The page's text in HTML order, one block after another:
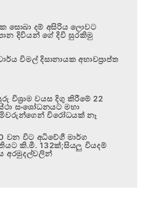
සොබා දම් අසිරිය ලොවට
දිවියන් ගේ දිවි සුරකිමු
විමල් දිසානායක අභාවප්‍රාප්ත
විශ්‍රාම වයස දිගු කිරීමේ 22
සංශෝධනයට මහා
විරෝධයක් නෑ
වන විට අධිවේගී මාර්ග
කි.මී. 132ක්;සියලු වියදම්
අරමුදල්වලින්